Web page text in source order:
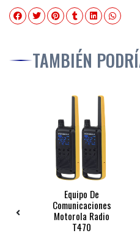
TAMBIÉN
Equipo De
Comunicaciones
Motorola Radio
T470